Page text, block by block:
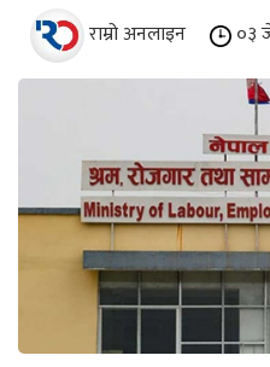
राम्रो अनलाइन ०३